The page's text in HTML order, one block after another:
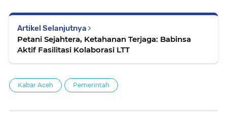
Artikel Selanjutnya
Petani Sejahtera, Ketahanan Terjaga: Babinsa
Aktif Fasilitasi Kolaborasi LTT
Kabar Aceh Pemerintah